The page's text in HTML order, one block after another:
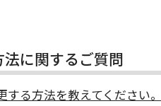
に関するご質問
る方法を教えてください。